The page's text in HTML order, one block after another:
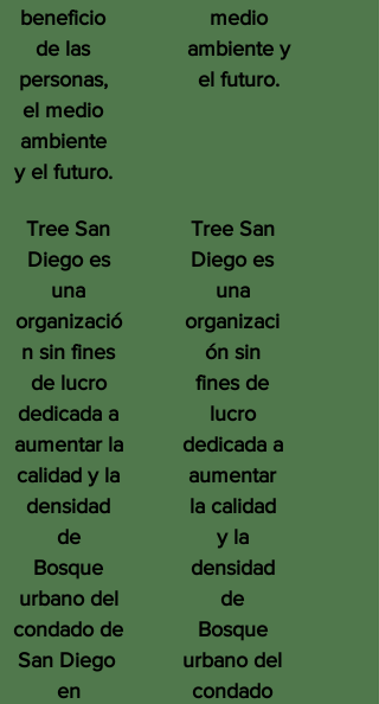
beneficio
de las
personas,
el medio
ambiente
y el futuro.
Tree San
Diego es
una
organizació
n sin fines
de lucro
dedicada a
aumentar la
calidad y la
densidad
de
Bosque
urbano del
condado de
San Diego
en
medio
ambiente y
el futuro.
Tree San
Diego es
una
organizaci
ón sin
fines de
lucro
dedicada a
aumentar
la calidad
y la
densidad
de
Bosque
urbano del
condado